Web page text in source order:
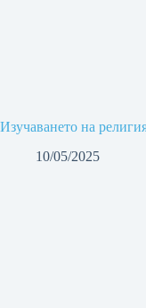
Изучаването на
10/05/2025